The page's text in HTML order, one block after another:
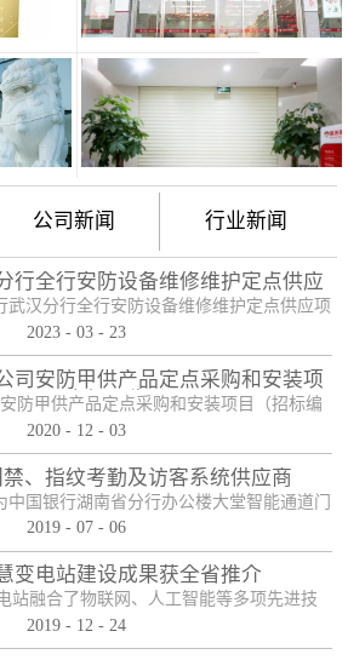
公司新闻 行业新闻
行全行安防设备维修维护定点供应
项目
武汉分行全行安防设备维修维护定点供应项
2022-106），于2023年2月3日以公开招
包的入围供应商。中标产品：防护舱
2023 - 03 - 23
司安防甲供产品定点采购和安装项
目——中标公告
防甲供产品定点采购和安装项目（招标编
）评标工作已经结束，经评标委员会认真评
为：1、甲级木质防火门；2、防尾随联动互
安全防护门；4、甲级防盗安全门（优质
应门、防砸玻璃自动感应，和电机；6、银
盗卷帘门（含电机、控...
2020 - 12 - 03
、指纹考勤及访客系统供应商
国银行湖南省分行办公楼大堂智能通道门
统采购项目供应商。门禁指纹考勤系统
2019 - 07 - 06
变电站建设成果获全省推介
站融合了物联网、人工智能等多项先进技
建设在专业领域的最佳实践。”近日，国网
2019 - 12 - 24